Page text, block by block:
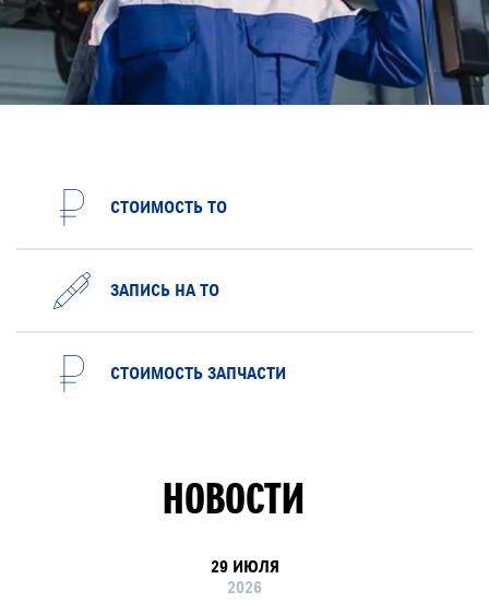
СТОИМОСТЬ ТО
ЗАПИСЬ НА ТО
СТОИМОСТЬ ЗАПЧАСТИ
НОВОСТИ
29 ИЮЛЯ
2026